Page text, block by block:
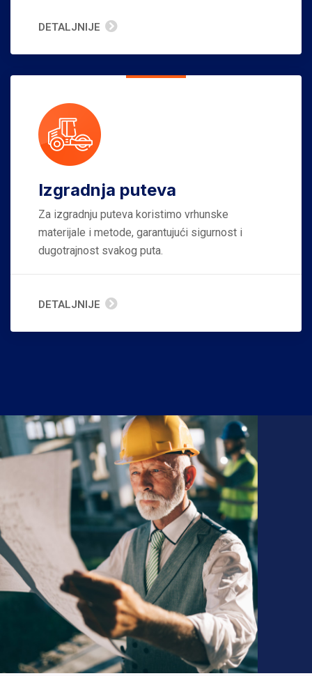
DETALJNIJE
Izgradnja puteva
Za izgradnju puteva koristimo vrhunske
materijale i metode, garantujući sigurnost i
dugotrajnost svakog puta.
DETALJNIJE